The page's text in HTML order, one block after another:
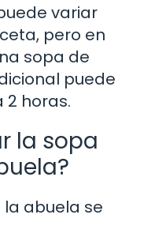
variar
pero en
sopa de
puede
2 horas.
la sopa
la abuela se